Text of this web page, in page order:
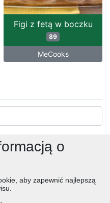
Figi z fetą w boczku
89
MeCooks
o
aby zapewnić najlepszą